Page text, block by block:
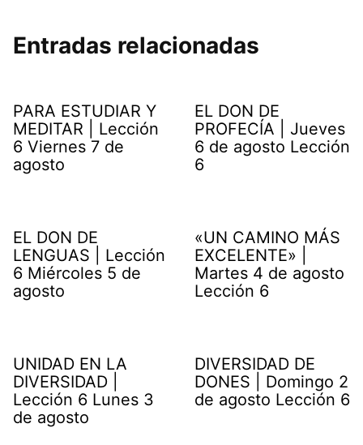
Entradas relacionadas
PARA ESTUDIAR Y
MEDITAR | Lección
6 Viernes 7 de
agosto
EL DON DE
PROFECÍA | Jueves
6 de agosto Lección
6
EL DON DE
LENGUAS | Lección
6 Miércoles 5 de
agosto
«UN CAMINO MÁS
EXCELENTE» |
Martes 4 de agosto
Lección 6
UNIDAD EN LA
DIVERSIDAD |
Lección 6 Lunes 3
de agosto
DIVERSIDAD DE
DONES | Domingo 2
de agosto Lección 6